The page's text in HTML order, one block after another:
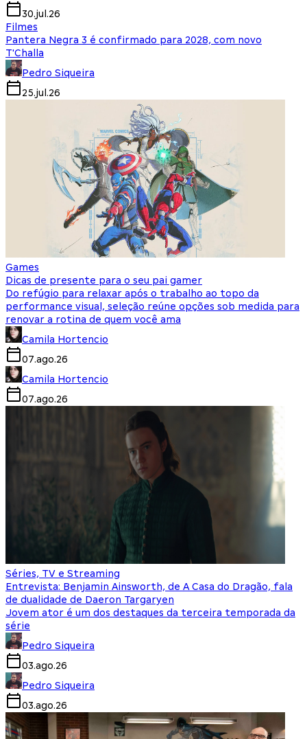
30.jul.26
Filmes
Pantera Negra 3 é confirmado para 2028, com novo
T'Challa
Pedro Siqueira
25.jul.26
Games
Dicas de presente para o seu pai gamer
Do refúgio para relaxar após o trabalho ao topo da
performance visual, seleção reúne opções sob medida para
renovar a rotina de quem você ama
Camila Hortencio
07.ago.26
Camila Hortencio
07.ago.26
Séries, TV e Streaming
Entrevista: Benjamin Ainsworth, de A Casa do Dragão, fala
de dualidade de Daeron Targaryen
Jovem ator é um dos destaques da terceira temporada da
série
Pedro Siqueira
03.ago.26
Pedro Siqueira
03.ago.26